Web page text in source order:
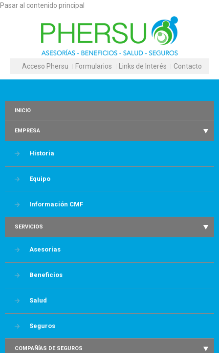
Pasar al contenido principal
Acceso Phersu Formularios Links de Interés Contacto
INICIO
EMPRESA
Historia
Equipo
Información CMF
SERVICIOS
Asesorías
Beneficios
Salud
Seguros
COMPAÑÍAS DE SEGUROS